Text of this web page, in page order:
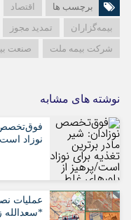
برچسب ها اقتصاد
بیمه‌گزاران
تمدید مجوز
شرکت بیمه ملت
صنعت
نوشته های مشابه
فوق‌تخصص
نوزاد
*سعدالله